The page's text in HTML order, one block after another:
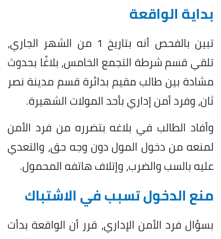
بداية الواقعة
تبين بالفحص أنه بتاريخ 1 من الشهر الجاري،
تلقي قسم شرطة التجمع الخامس، بلاغًا بحدوث
مشادة بين طالب مقيم بدائرة قسم مدينة نصر
ثان، وفرد أمن إداري بأحد المولات الشهيرة.
وأفاد الطالب في بلاغه بتضرره من فرد الأمن
لمنعه من دخول المول دون وجه حق، والتعدي
عليه بالسب والضرب، وإتلاف هاتفه المحمول.
منع الدخول تسبب في الاشتباك
بسؤال فرد الأمن الإداري، قرر أن الواقعة بدأت